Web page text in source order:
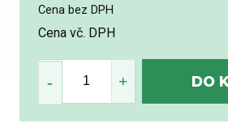
Cena bez DPH
Cena vč. DPH